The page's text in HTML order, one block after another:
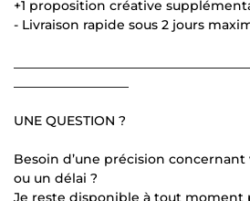
+1 proposition créative
- Livraison rapide sous 2 jours
UNE QUESTION ?
Besoin d’une précision
ou un délai ?
Je reste disponible à tout moment